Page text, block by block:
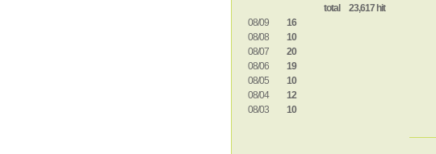
total 23,617 hit
08/09
16
08/08
10
08/07
20
08/06
19
08/05
10
08/04
12
08/03
10